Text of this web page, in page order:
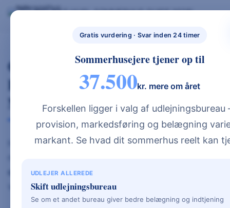
Gratis vurdering · Svar inden 24 timer
Sommerhusejere tjener op til
37.500kr. mere om året
Forskellen ligger i valg af
provision, markedsføring og belægning
markant. Se hvad dit sommerhus reelt kan
UDLEJER ALLEREDE
Skift udlejningsbureau
Se om et andet bureau giver bedre belægning og indtjening
BYG NYT HUS & UDLEJ DIT SOMMERHUS – GUIDES, PRISER OG BEREGNERE".BYG NYT HUS SOMMERHUS GUIDE 2026
Gulvvarme Pris Pr M2 (2026) –
Hvad Koster Gulvvarme I
Nybyg?
Hvad er prisen på gulvvarme pr. m² i 2026? Ved
og 1.500 kr. pr. m², afhængigt af systemtype,
varmekilde og installationens kompleksitet.